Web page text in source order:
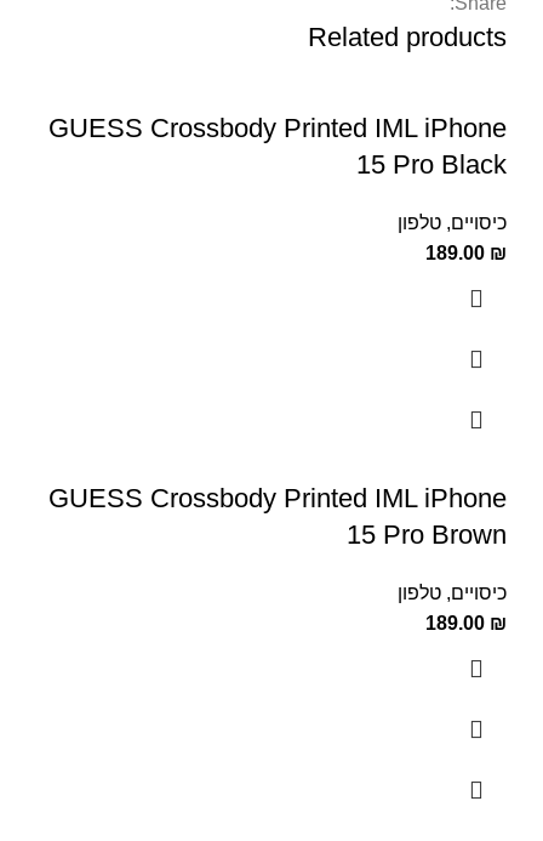
Related products
GUESS Crossbody Printed IML iPhone
15 Pro Black
כיסויים, טלפון
189.00 ₪
GUESS Crossbody Printed IML iPhone
15 Pro Brown
כיסויים, טלפון
189.00 ₪